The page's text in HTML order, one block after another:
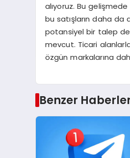
alıyoruz. Bu
bu satışların daha da
potansiyel bir talep de
mevcut. Ticari
özgün markalarına
Benzer